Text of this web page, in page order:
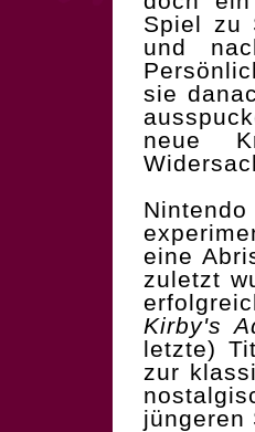
Spiel zu
und
sie
neue
eine
zuletzt
Kirby's
letzte)
zur
jüngeren